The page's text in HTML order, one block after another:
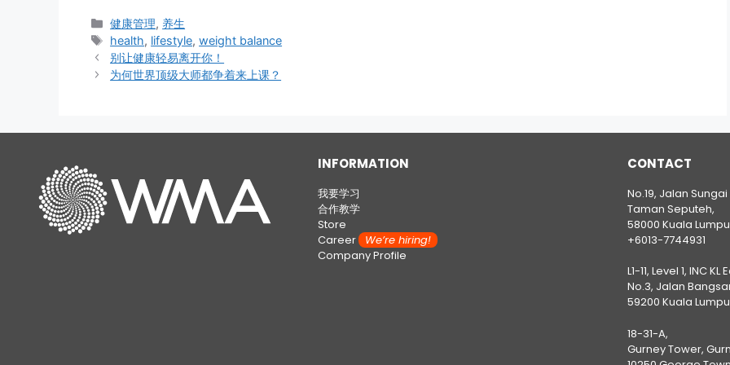
健康管理, 养生
health, lifestyle,weight balance
别让健康轻易离开你！
为何世界顶级大师都争着来上课？
INFORMATION
我要学习
合作教学
Store
CareerWe’re hiring!
Company Profile
CONTACT
No.19, Jalan Sungai
Taman Seputeh,
58000 Kuala
+6013-7744931
L1-11, Level 1, INC KL
No.3, Jalan
59200 Kuala
18-31-A,
Gurney Tower,